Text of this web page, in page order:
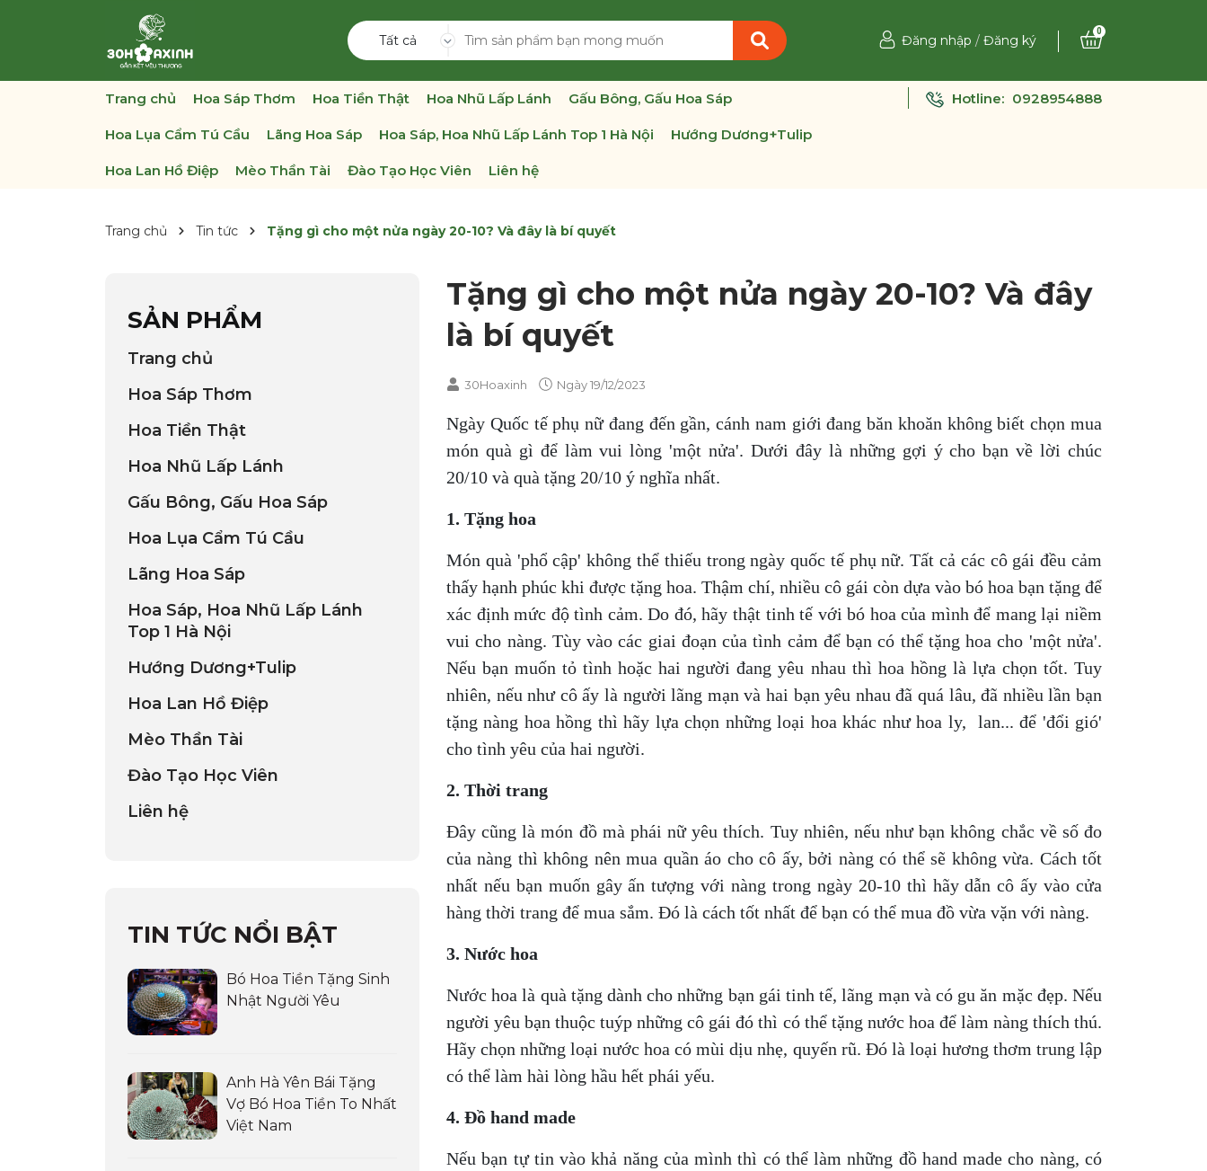
Tất cả Đăng nhập / Đăng ký
0
Trang chủ Hoa Sáp Thơm Hoa Tiền Thật Hoa Nhũ Lấp Lánh Gấu Bông, Gấu Hoa Sáp
Hoa Lụa Cẩm Tú Cầu Lãng Hoa Sáp Hoa Sáp, Hoa Nhũ Lấp Lánh Top 1 Hà Nội Hướng Dương+Tulip
Hoa Lan Hồ Điệp Mèo Thần Tài Đào Tạo Học Viên Liên hệ
Hotline: 0928954888
Trang chủ Tin tức Tặng gì cho một nửa ngày 20-10? Và đây là bí quyết
Tặng gì cho một nửa ngày 20-10? Và đây
là bí quyết
30Hoaxinh Ngày19/12/2023
Ngày Quốc tế phụ nữ đang đến gần, cánh nam giới đang băn khoăn không biết chọn mua
món quà gì để làm vui lòng 'một nửa'. Dưới đây là những gợi ý cho bạn về lời chúc
20/10 và quà tặng 20/10 ý nghĩa nhất.
1. Tặng hoa
Món quà 'phổ cập' không thể thiếu trong ngày quốc tế phụ nữ. Tất cả các cô gái đều cảm
thấy hạnh phúc khi được tặng hoa. Thậm chí, nhiều cô gái còn dựa vào bó hoa bạn tặng để
xác định mức độ tình cảm. Do đó, hãy thật tinh tế với bó hoa của mình để mang lại niềm
vui cho nàng. Tùy vào các giai đoạn của tình cảm để bạn có thể tặng hoa cho 'một nửa'.
Nếu bạn muốn tỏ tình hoặc hai người đang yêu nhau thì hoa hồng là lựa chọn tốt. Tuy
nhiên, nếu như cô ấy là người lãng mạn và hai bạn yêu nhau đã quá lâu, đã nhiều lần bạn
tặng nàng hoa hồng thì hãy lựa chọn những loại hoa khác như hoa ly, lan... để 'đổi gió'
cho tình yêu của hai người.
2. Thời trang
Đây cũng là món đồ mà phái nữ yêu thích. Tuy nhiên, nếu như bạn không chắc về số đo
của nàng thì không nên mua quần áo cho cô ấy, bởi nàng có thể sẽ không vừa. Cách tốt
nhất nếu bạn muốn gây ấn tượng với nàng trong ngày 20-10 thì hãy dẫn cô ấy vào cửa
hàng thời trang để mua sắm. Đó là cách tốt nhất để bạn có thể mua đồ vừa vặn với nàng.
3. Nước hoa
Nước hoa là quà tặng dành cho những bạn gái tinh tế, lãng mạn và có gu ăn mặc đẹp. Nếu
người yêu bạn thuộc tuýp những cô gái đó thì có thể tặng nước hoa để làm nàng thích thú.
Hãy chọn những loại nước hoa có mùi dịu nhẹ, quyến rũ. Đó là loại hương thơm trung lập
có thể làm hài lòng hầu hết phái yếu.
4. Đồ hand made
Nếu bạn tự tin vào khả năng của mình thì có thể làm những đồ hand made cho nàng, có
SẢN PHẨM
Trang chủ
Hoa Sáp Thơm
Hoa Tiền Thật
Hoa Nhũ Lấp Lánh
Gấu Bông, Gấu Hoa Sáp
Hoa Lụa Cẩm Tú Cầu
Lãng Hoa Sáp
Hoa Sáp, Hoa Nhũ Lấp Lánh
Top 1 Hà Nội
Hướng Dương+Tulip
Hoa Lan Hồ Điệp
Mèo Thần Tài
Đào Tạo Học Viên
Liên hệ
TIN TỨC NỔI BẬT
Bó Hoa Tiền Tặng Sinh
Nhật Người Yêu
Anh Hà Yên Bái Tặng
Vợ Bó Hoa Tiền To Nhất
Việt Nam